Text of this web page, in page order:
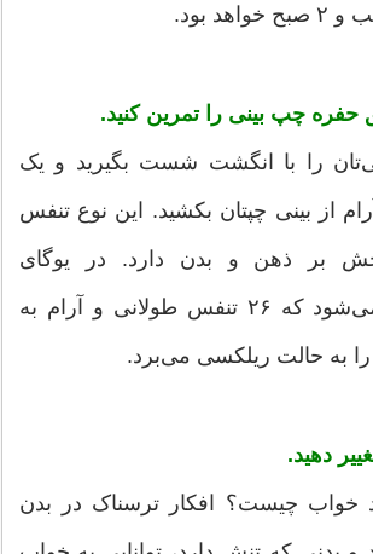
را با انگشت شست بگیرید و یک
از بینی چپتان بکشید. این نوع تنفس
بر ذهن و بدن دارد. در یوگای
کوندالینی گفته می‌شود که ۲۶ تنفس طولانی و آرام به
به حالت ریلکسی می‌برد.
خواب چیست؟ افکار ترسناک در بدن